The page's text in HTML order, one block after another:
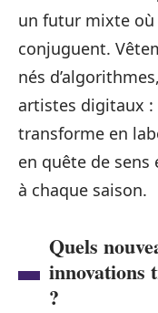
un futur mixte
conjuguent.
nés
artistes digitaux
transforme en
en quête de
à chaque saison.
Quels
innovations
?